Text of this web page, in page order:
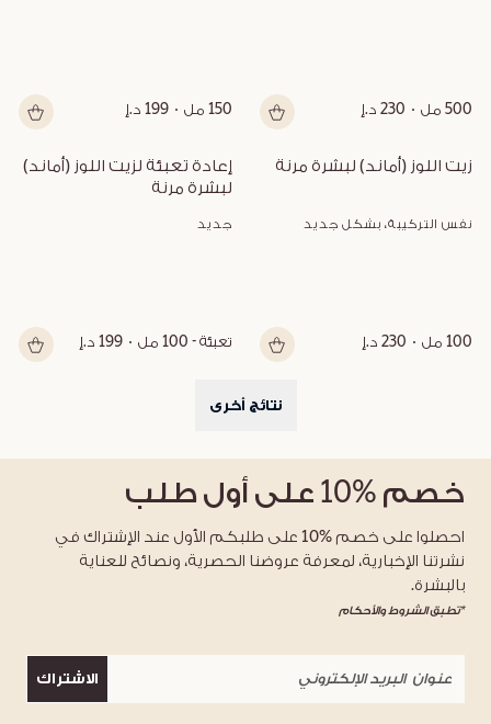
500 مل 230 د.إ 150 مل 199 د.إ
زيت اللوز (أماند) لبشرة مرنة
نفس التركيبة، بشكل جديد
100 مل 230 د.إ
لبشرة مرنة
جديد
تعبئة - 100 مل 199 د.إ
نتائج أخرى
خصم %10 على أول طلب
احصلوا على خصم %10 على طلبكم الأول عند الإشتراك في
نشرتنا الإخبارية، لمعرفة عروضنا الحصرية، ونصائح للعناية
بالبشرة.
*تطبق الشروط والأحكام
الاشتراك